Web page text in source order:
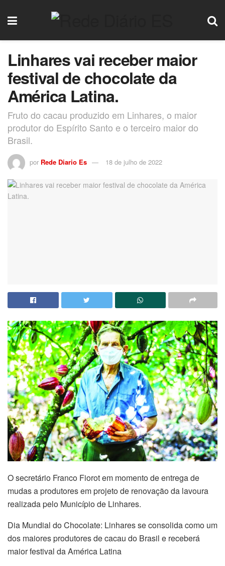
Linhares vai receber maior
festival de chocolate da
América Latina.
Fruto do cacau produzido em Linhares, o maior
produtor do Espírito Santo e o terceiro maior do
Brasil.
por Rede Diario Es 18 de julho de 2022
O secretário Franco Fiorot em momento de entrega de
mudas a produtores em projeto de renovação da lavoura
realizada pelo Município de Linhares.
Dia Mundial do Chocolate: Linhares se consolida como um
dos maiores produtores de cacau do Brasil e receberá
maior festival da América Latina